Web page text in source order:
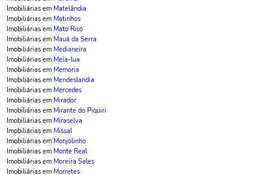
Imobiliárias em Matelândia
Imobiliárias em Matinhos
Imobiliárias em Mato Rico
Imobiliárias em Mauá da Serra
Imobiliárias em Medianeira
Imobiliárias em Meia-lua
Imobiliárias em Memoria
Imobiliárias em Mendeslandia
Imobiliárias em Mercedes
Imobiliárias em Mirador
Imobiliárias em Mirante do Piquiri
Imobiliárias em Miraselva
Imobiliárias em Missal
Imobiliárias em Monjolinho
Imobiliárias em Monte Real
Imobiliárias em Moreira Sales
Imobiliárias em Morretes